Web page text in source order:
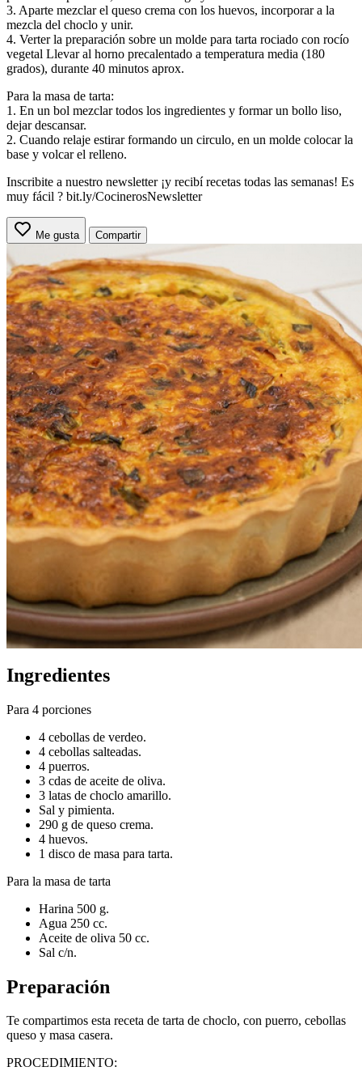
3. Aparte mezclar el queso crema con los huevos, incorporar a la
mezcla del choclo y unir.
4. Verter la preparación sobre un molde para tarta rociado con rocío
vegetal Llevar al horno precalentado a temperatura media (180
grados), durante 40 minutos aprox.
Para la masa de tarta:
1. En un bol mezclar todos los ingredientes y formar un bollo liso,
dejar descansar.
2. Cuando relaje estirar formando un circulo, en un molde colocar la
base y volcar el relleno.
Inscribite a nuestro newsletter ¡y recibí recetas todas las semanas! Es
muy fácil ? bit.ly/CocinerosNewsletter
Me gusta Compartir
Ingredientes
Para 4 porciones
4 cebollas de verdeo.
4 cebollas salteadas.
4 puerros.
3 cdas de aceite de oliva.
3 latas de choclo amarillo.
Sal y pimienta.
290 g de queso crema.
4 huevos.
1 disco de masa para tarta.
Para la masa de tarta
Harina 500 g.
Agua 250 cc.
Aceite de oliva 50 cc.
Sal c/n.
Preparación
Te compartimos esta receta de tarta de choclo, con puerro, cebollas
queso y masa casera.
PROCEDIMIENTO: